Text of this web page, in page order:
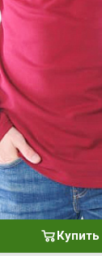
Купить